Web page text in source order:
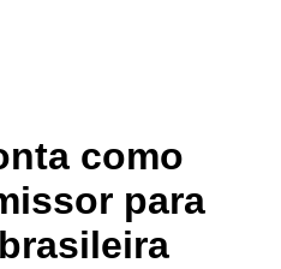
como
para